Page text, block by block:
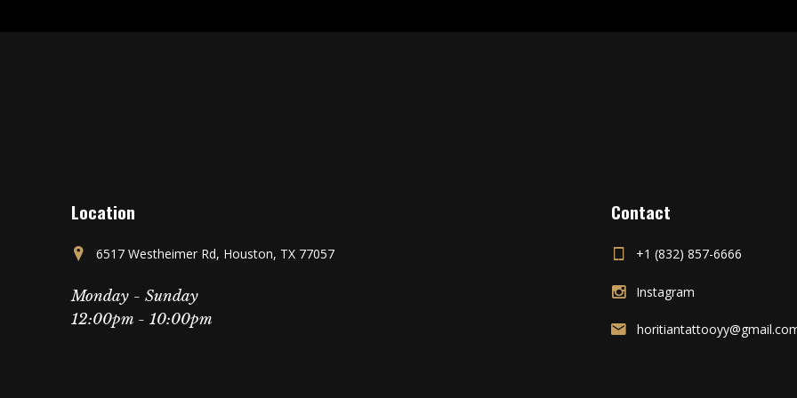
Location
6517 Westheimer Rd, Houston, TX 77057
Monday - Sunday
12:00pm - 10:00pm
Contact
+1 (832) 857-6666
Instagram